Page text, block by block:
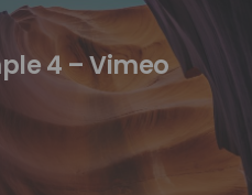
4 – Vimeo